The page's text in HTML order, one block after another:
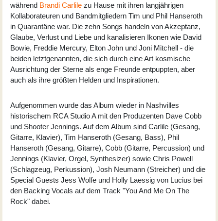
während Brandi Carlile zu Hause mit ihren langjährigen
Kollaborateuren und Bandmitgliedern Tim und Phil Hanseroth
in Quarantäne war. Die zehn Songs handeln von Akzeptanz,
Glaube, Verlust und Liebe und kanalisieren Ikonen wie David
Bowie, Freddie Mercury, Elton John und Joni Mitchell - die
beiden letztgenannten, die sich durch eine Art kosmische
Ausrichtung der Sterne als enge Freunde entpuppten, aber
auch als ihre größten Helden und Inspirationen.
Aufgenommen wurde das Album wieder in Nashvilles
historischem RCA Studio A mit den Produzenten Dave Cobb
und Shooter Jennings. Auf dem Album sind Carlile (Gesang,
Gitarre, Klavier), Tim Hanseroth (Gesang, Bass), Phil
Hanseroth (Gesang, Gitarre), Cobb (Gitarre, Percussion) und
Jennings (Klavier, Orgel, Synthesizer) sowie Chris Powell
(Schlagzeug, Perkussion), Josh Neumann (Streicher) und die
Special Guests Jess Wolfe und Holly Laessig von Lucius bei
den Backing Vocals auf dem Track "You And Me On The
Rock" dabei.